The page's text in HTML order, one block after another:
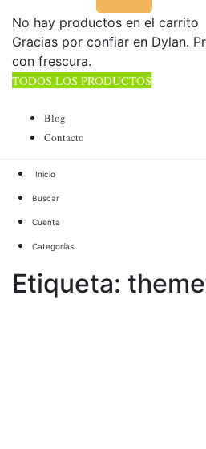
No hay productos en el carrito
Gracias por confiar en Dylan.
con frescura.
TODOS LOS PRODUCTOS
Blog
Contacto
Buscar
Cuenta
Categorías
Etiqueta: